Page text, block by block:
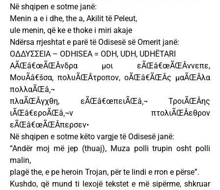
Në shqipen e sotme janë:
Menin a e i dhe, the a, Akilit të Peleut,
ule menin, që ke e thoke i miri akaje
Ndërsa rrjeshtat e parë të Odisesë së Omerit janë:
ΟΔΔΥΣΣΕΙΑ – ODHISEA = ODH, UDH, UDHËTARI
ΑÃŒâ€œÃŒÂνδρα μοι εÃŒâ€œÃŒÂννεπε,
ΜουÃâ€šσα, πολυÃŒÂτροπον, οÃŒâ€ÃŒÂς μαÃŒÂλα
πολλαÃŒâ‚¬
πλαÃŒÂγχθη, εÃŒâ€œπειÃŒâ‚¬ ΤροιÃŒÂης
ιÃŒâ€εροÃŒâ‚¬ν πτολιÃŒÂεθρον
εÃŒâ€œÃŒÂπερσεν•
Në shqipen e sotme këto vargje të Odisesë janë:
“Andër moj më jep (thuaj), Muza polli trupin osht polli
malin,
plagë the, e pe heroin Trojan, për te lindi e rron e përse”.
Kushdo, që mund ti lexojë tekstet e më sipërme, shkruar